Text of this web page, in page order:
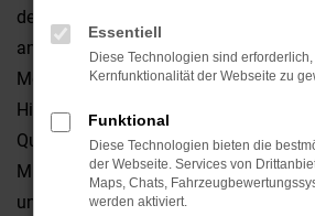
der Beantwortung stark auf Ihre
an. Fest steht jedoch, dass der Ford
Mobilität in München geeignet ist und
Hinsicht überzeugt. Da ist zum einen
Qualität, da sind aber auch die
München oder anderswo: ein Ford
und weckt gleich auf den ersten Blick
Essentiell
Diese Technologien sind
Kernfunktionalität der Webseite zu
Funktional
Diese Technologien bieten die
der Webseite. Services von
Maps, Chats,
werden aktiviert.